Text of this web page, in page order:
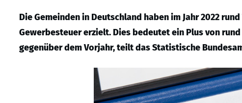
Die Gemeinden in Deutschland haben im Jahr 2022
Gewerbesteuer erzielt. Dies bedeutet ein Plus von
gegenüber dem Vorjahr, teilt das Statistische